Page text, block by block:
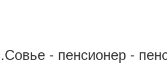
- пенсионер -